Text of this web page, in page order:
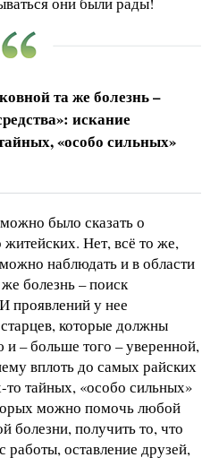
та же болезнь –
искание
«особо сильных»
было сказать о
Нет, всё то же,
наблюдать и в области
болезнь – поиск
проявлений у нее
которые должны
и – больше того – уверенной,
вплоть до самых райских
то тайных, «особо сильных»
можно помочь любой
болезни, получить то, что
работы, оставление друзей,